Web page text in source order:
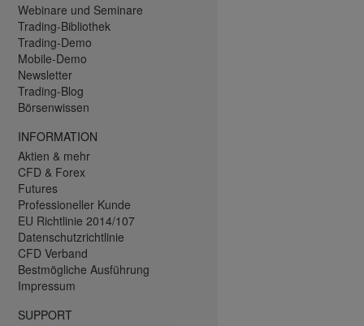
Webinare und Seminare
Trading-Bibliothek
Trading-Demo
Mobile-Demo
Newsletter
Trading-Blog
Börsenwissen
INFORMATION
Aktien & mehr
CFD & Forex
Futures
Professioneller Kunde
EU Richtlinie 2014/107
Datenschutzrichtlinie
CFD Verband
Bestmögliche Ausführung
Impressum
SUPPORT